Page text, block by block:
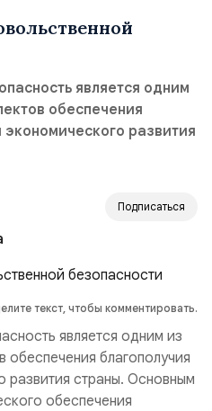
является одним
обеспечения
развития
Подписаться
текст, чтобы комментировать.
является одним из
обеспечения благополучия
развития страны. Основным
обеспечения